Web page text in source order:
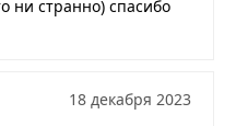
ни странно) спасибо
18 декабря 2023